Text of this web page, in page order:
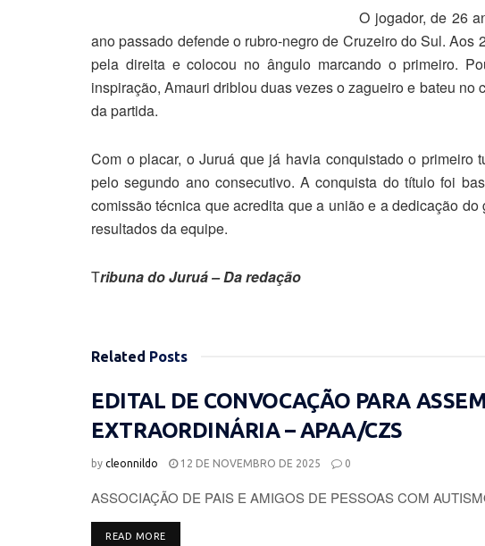
O jogador, de 26
ano passado defende o rubro-negro de Cruzeiro do Sul.
pela direita e colocou no ângulo marcando o primeiro.
inspiração, Amauri driblou duas vezes o zagueiro e bateu
da partida.
Com o placar, o Juruá que já havia conquistado o primeiro
pelo segundo ano consecutivo. A conquista do título foi
comissão técnica que acredita que a união e a dedicação
resultados da equipe.
Tribuna do Juruá – Da redação
Related Posts
EDITAL DE CONVOCAÇÃO PARA
EXTRAORDINÁRIA – APAA/CZS
by cleonnildo 12 DE NOVEMBRO DE 2025 0
ASSOCIAÇÃO DE PAIS E AMIGOS DE PESSOAS COM
READ MOREDETAILS